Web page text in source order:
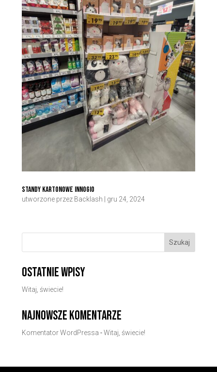
Standy kartonowe Innogio
utworzone przez Backlash gru 24, 2024
Szukaj
Ostatnie wpisy
Witaj, świecie!
Najnowsze komentarze
Komentator WordPressa -Witaj, świecie!